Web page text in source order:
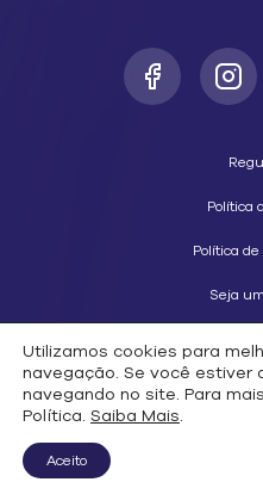
Política
Política
Seja
2026 © Copyright Datora.
"Conectando o futuro
Utilizamos cookies para
navegação. Se você estiver
navegando no site. Para
Política. Saiba Mais.
Aceito